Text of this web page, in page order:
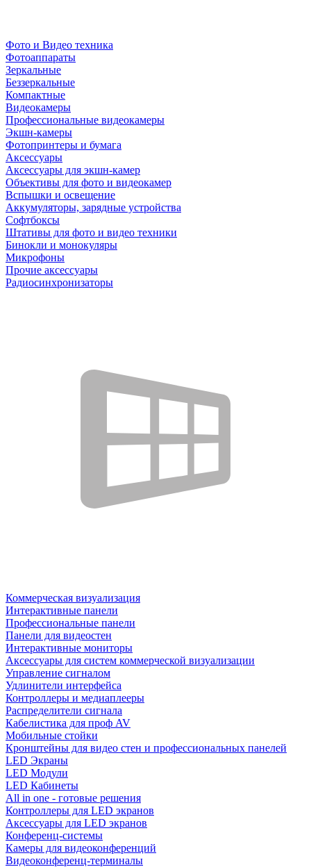
Фото и Видео техника
Фотоаппараты
Зеркальные
Беззеркальные
Компактные
Видеокамеры
Профессиональные видеокамеры
Экшн-камеры
Фотопринтеры и бумага
Аксессуары
Аксессуары для экшн-камер
Объективы для фото и видеокамер
Вспышки и освещение
Аккумуляторы, зарядные устройства
Софтбоксы
Штативы для фото и видео техники
Бинокли и монокуляры
Микрофоны
Прочие аксессуары
Радиосинхронизаторы
Коммерческая визуализация
Интерактивные панели
Профессиональные панели
Панели для видеостен
Интерактивные мониторы
Аксессуары для систем коммерческой визуализации
Управление сигналом
Удлинители интерфейса
Контроллеры и медиаплееры
Распределители сигнала
Кабелистика для проф AV
Мобильные стойки
Кронштейны для видео стен и профессиональных панелей
LED Экраны
LED Модули
LED Кабинеты
All in one - готовые решения
Контроллеры для LED экранов
Аксессуары для LED экранов
Конференц-системы
Камеры для видеоконференций
Видеоконференц-терминалы